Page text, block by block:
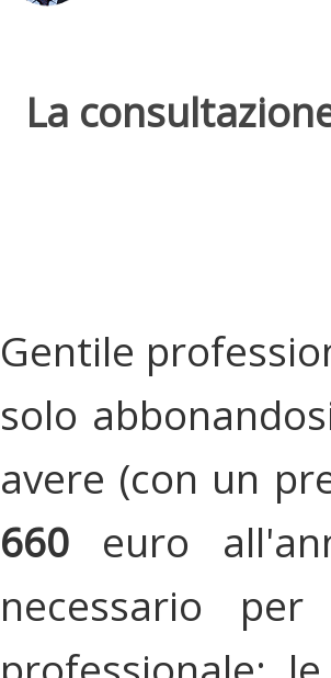
La
Gentile
solo
avere (con un
660 euro
necessario